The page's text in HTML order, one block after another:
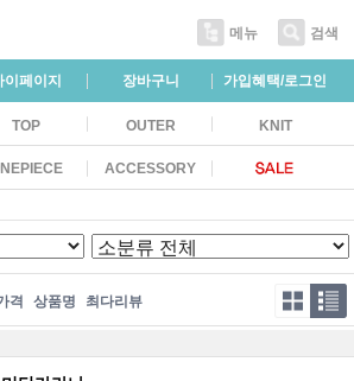
메뉴 검색
이페이지 장바구니 가입혜택/로그인
TOP OUTER KNIT
ACCESSORY
격 상품명 최다리뷰